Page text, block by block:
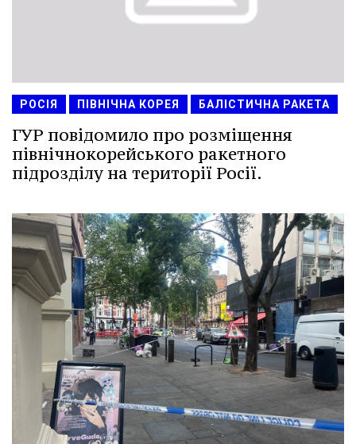
РОСІЯ ПІВНІЧНА КОРЕЯ БАЛІСТИЧНА РАКЕТА
ГУР повідомило про розміщення
північнокорейського ракетного
підрозділу на території Росії.